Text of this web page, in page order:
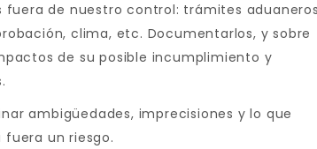
de nuestro control: trámites
clima, etc. Documentarlos, y sobre
de su posible incumplimiento y
ambigüedades, imprecisiones y lo que
un riesgo.